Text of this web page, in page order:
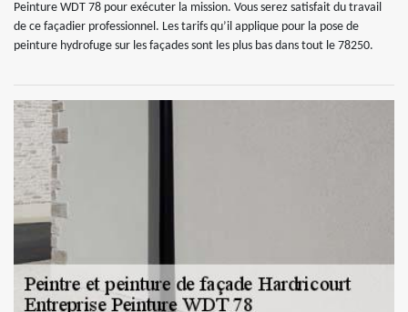
Peinture WDT 78 pour exécuter la mission. Vous serez satisfait du travail
de ce façadier professionnel. Les tarifs qu’il applique pour la pose de
peinture hydrofuge sur les façades sont les plus bas dans tout le 78250.